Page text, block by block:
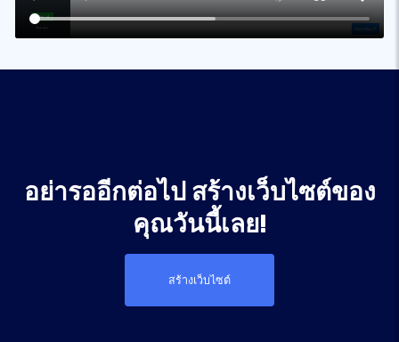
อย่ารออีกต่อไป สร้างเว็บไซต์ของ
คุณวันนี้เลย!
สร้างเว็บไซต์